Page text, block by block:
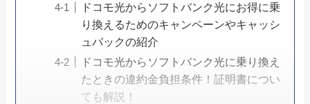
ドコモ光からソフトバンク光にお得に乗
り換えるためのキャンペーンやキャッシ
ュバックの紹介
ドコモ光からソフトバンク光に乗り換え
たときの違約金負担条件！証明書につい
ても解説！